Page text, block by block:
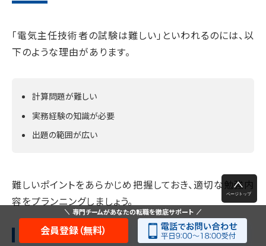
「電気主任技術者の試験は難しい」といわれるのには、以
下のような理由があります。
計算問題が難しい
実務経験の知識が必要
出題の範囲が広い
難しいポイントをあらかじめ把握しておき、適切な勉強内
容をプランニングしましょう。
1:計算問題が難しい
専門チームがあなたの転職を徹底サポート
会員登録（無料）